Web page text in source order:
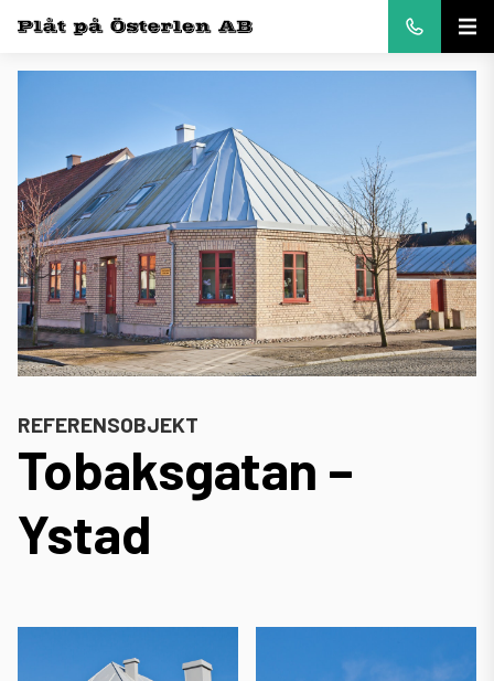
REFERENSOBJEKT
Tobaksgatan –
Ystad